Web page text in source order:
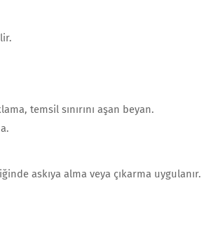
temsil sınırını aşan beyan.
askıya alma veya çıkarma uygulanır.